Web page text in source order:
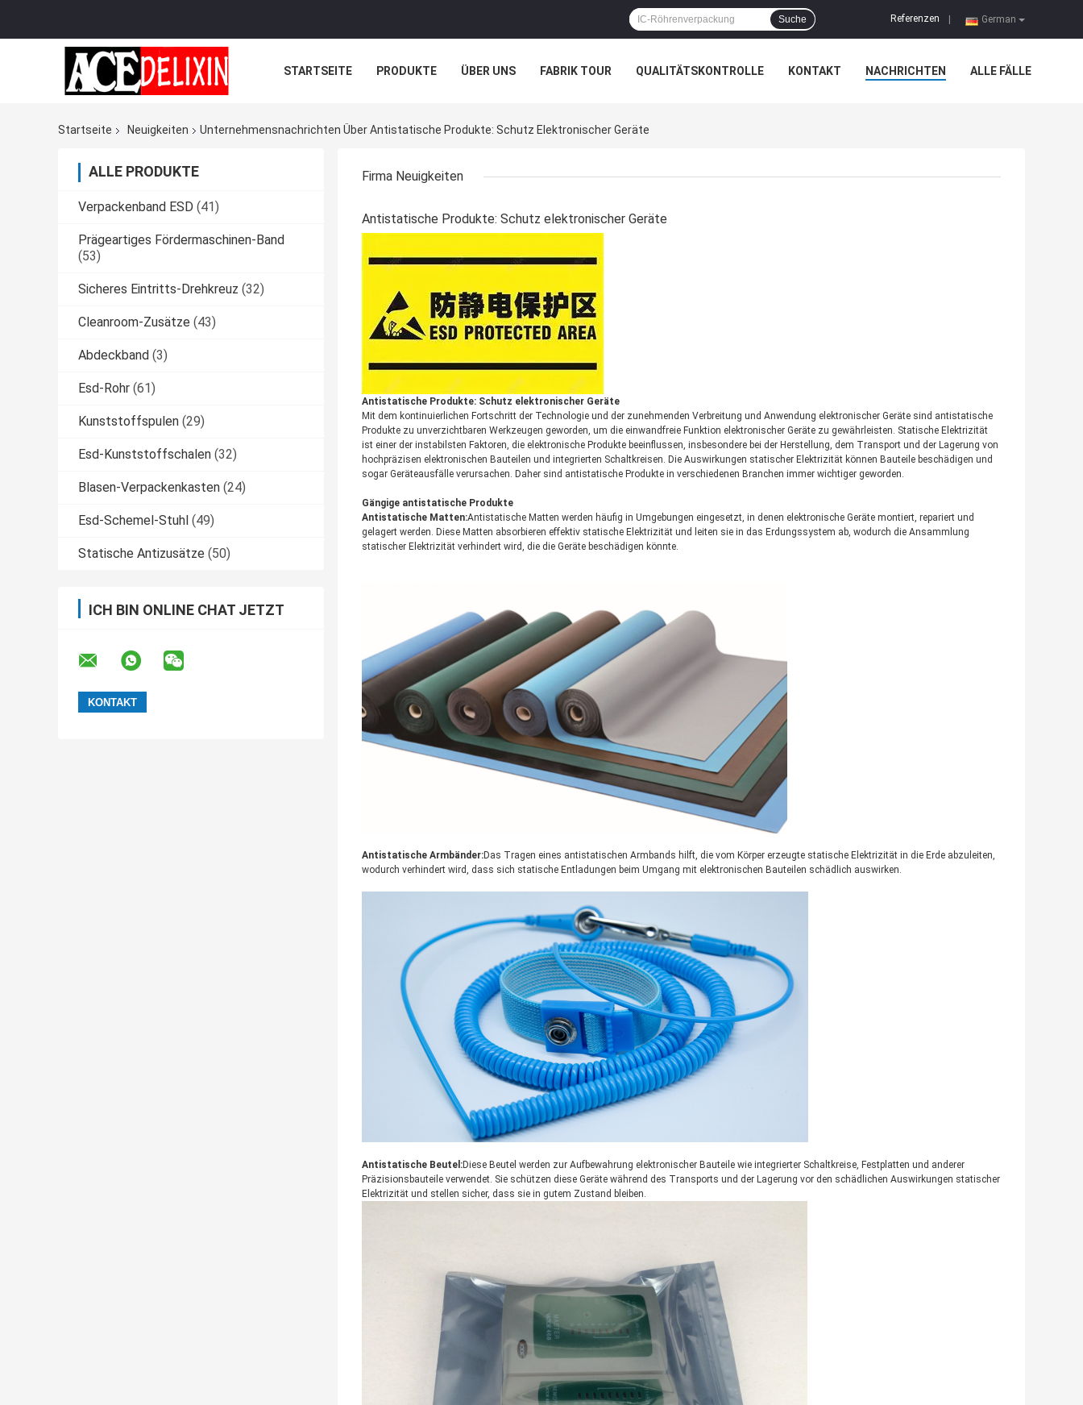
German
Referenzen
Suche
STARTSEITE PRODUKTE ÜBER UNS FABRIK TOUR QUALITÄTSKONTROLLE KONTAKT NACHRICHTEN ALLE FÄLLE
Startseite Neuigkeiten Unternehmensnachrichten Über Antistatische Produkte: Schutz Elektronischer Geräte
ALLE PRODUKTE
Verpackenband ESD (41)
Prägeartiges Fördermaschinen-Band
(53)
Sicheres Eintritts-Drehkreuz (32)
Cleanroom-Zusätze (43)
Abdeckband (3)
Esd-Rohr (61)
Kunststoffspulen (29)
Esd-Kunststoffschalen (32)
Blasen-Verpackenkasten (24)
Esd-Schemel-Stuhl (49)
Statische Antizusätze (50)
ICH BIN ONLINE CHAT JETZT
Firma Neuigkeiten
Antistatische Produkte: Schutz elektronischer Geräte
Antistatische Produkte: Schutz elektronischer Geräte
Mit dem kontinuierlichen Fortschritt der Technologie und der zunehmenden Verbreitung und Anwendung elektronischer Geräte sind antistatische
Produkte zu unverzichtbaren Werkzeugen geworden, um die einwandfreie Funktion elektronischer Geräte zu gewährleisten. Statische Elektrizität
ist einer der instabilsten Faktoren, die elektronische Produkte beeinflussen, insbesondere bei der Herstellung, dem Transport und der Lagerung von
hochpräzisen elektronischen Bauteilen und integrierten Schaltkreisen. Die Auswirkungen statischer Elektrizität können Bauteile beschädigen und
sogar Geräteausfälle verursachen. Daher sind antistatische Produkte in verschiedenen Branchen immer wichtiger geworden.
Gängige antistatische Produkte
Antistatische Matten:Antistatische Matten werden häufig in Umgebungen eingesetzt, in denen elektronische Geräte montiert, repariert und
gelagert werden. Diese Matten absorbieren effektiv statische Elektrizität und leiten sie in das Erdungssystem ab, wodurch die Ansammlung
statischer Elektrizität verhindert wird, die die Geräte beschädigen könnte.
Antistatische Armbänder:Das Tragen eines antistatischen Armbands hilft, die vom Körper erzeugte statische Elektrizität in die Erde abzuleiten,
wodurch verhindert wird, dass sich statische Entladungen beim Umgang mit elektronischen Bauteilen schädlich auswirken.
Antistatische Beutel:Diese Beutel werden zur Aufbewahrung elektronischer Bauteile wie integrierter Schaltkreise, Festplatten und anderer
Präzisionsbauteile verwendet. Sie schützen diese Geräte während des Transports und der Lagerung vor den schädlichen Auswirkungen statischer
Elektrizität und stellen sicher, dass sie in gutem Zustand bleiben.